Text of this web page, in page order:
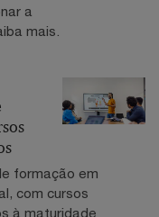
a
mais.
formação em
com cursos
à maturidade